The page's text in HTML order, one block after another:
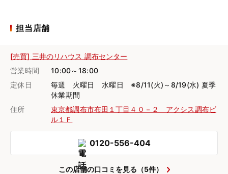
担当店舗
[売買] 三井のリハウス 調布センター
営業時間
10:00～18:00
定休日
毎週 火曜日 水曜日 ※8/11(火)～8/19(水) 夏季
休業期間
住所
東京都調布市布田１丁目４０－２ アクシス調布ビ
ル１Ｆ
0120-556-404
この店舗の口コミを見る（5件）